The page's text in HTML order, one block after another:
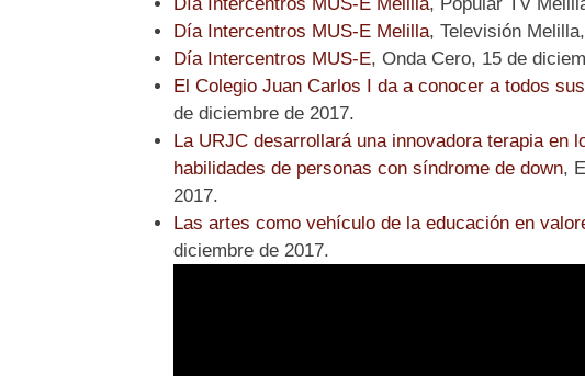
Día Intercentros MUS-E Melilla, Televisión
Día Intercentros MUS-E, Onda Cero, 15 de
El Colegio Juan Carlos I da a conocer a todos
de diciembre de 2017.
La URJC desarrollará una innovadora terapia en
habilidades de personas con síndrome de down,
2017.
Las artes como vehículo de la educación en
diciembre de 2017.